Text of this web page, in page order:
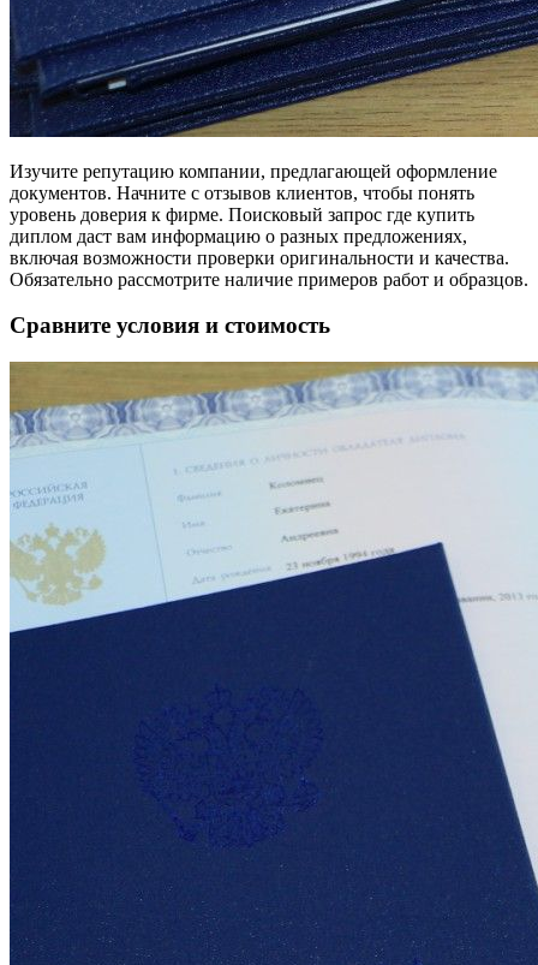
Изучите репутацию компании, предлагающей оформление
документов. Начните с отзывов клиентов, чтобы понять
уровень доверия к фирме. Поисковый запрос где купить
диплом даст вам информацию о разных предложениях,
включая возможности проверки оригинальности и качества.
Обязательно рассмотрите наличие примеров работ и образцов.
Сравните условия и стоимость